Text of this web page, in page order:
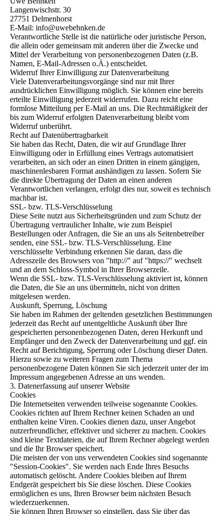
Langenwischstr. 30
27751 Delmenhorst
E-Mail: info@uwebehnken.de
Verantwortliche Stelle ist die natürliche oder juristische Person,
die allein oder gemeinsam mit anderen über die Zwecke und
Mittel der Verarbeitung von personenbezogenen Daten (z.B.
Namen, E-Mail-Adressen o.Ä.) entscheidet.
Widerruf Ihrer Einwilligung zur Datenverarbeitung
Viele Datenverarbeitungsvorgänge sind nur mit Ihrer
ausdrücklichen Einwilligung möglich. Sie können eine bereits
erteilte Einwilligung jederzeit widerrufen. Dazu reicht eine
formlose Mitteilung per E-Mail an uns. Die Rechtmäßigkeit der
bis zum Widerruf erfolgten Datenverarbeitung bleibt vom
Widerruf unberührt.
Recht auf Datenübertragbarkeit
Sie haben das Recht, Daten, die wir auf Grundlage Ihrer
Einwilligung oder in Erfüllung eines Vertrags automatisiert
verarbeiten, an sich oder an einen Dritten in einem gängigen,
maschinenlesbaren Format aushändigen zu lassen. Sofern Sie
die direkte Übertragung der Daten an einen anderen
Verantwortlichen verlangen, erfolgt dies nur, soweit es technisch
machbar ist.
SSL- bzw. TLS-Verschlüsselung
Diese Seite nutzt aus Sicherheitsgründen und zum Schutz der
Übertragung vertraulicher Inhalte, wie zum Beispiel
Bestellungen oder Anfragen, die Sie an uns als Seitenbetreiber
senden, eine SSL- bzw. TLS-Verschlüsselung. Eine
verschlüsselte Verbindung erkennen Sie daran, dass die
Adresszeile des Browsers von "http://" auf "https://" wechselt
und an dem Schloss-Symbol in Ihrer Browserzeile.
Wenn die SSL- bzw. TLS-Verschlüsselung aktiviert ist, können
die Daten, die Sie an uns übermitteln, nicht von dritten
mitgelesen werden.
Auskunft, Sperrung, Löschung
Sie haben im Rahmen der geltenden gesetzlichen Bestimmungen
jederzeit das Recht auf unentgeltliche Auskunft über Ihre
gespeicherten personenbezogenen Daten, deren Herkunft und
Empfänger und den Zweck der Datenverarbeitung und ggf. ein
Recht auf Berichtigung, Sperrung oder Löschung dieser Daten.
Hierzu sowie zu weiteren Fragen zum Thema
personenbezogene Daten können Sie sich jederzeit unter der im
Impressum angegebenen Adresse an uns wenden.
3. Datenerfassung auf unserer Website
Cookies
Die Internetseiten verwenden teilweise sogenannte Cookies.
Cookies richten auf Ihrem Rechner keinen Schaden an und
enthalten keine Viren. Cookies dienen dazu, unser Angebot
nutzerfreundlicher, effektiver und sicherer zu machen. Cookies
sind kleine Textdateien, die auf Ihrem Rechner abgelegt werden
und die Ihr Browser speichert.
Die meisten der von uns verwendeten Cookies sind sogenannte
"Session-Cookies". Sie werden nach Ende Ihres Besuchs
automatisch gelöscht. Andere Cookies bleiben auf Ihrem
Endgerät gespeichert bis Sie diese löschen. Diese Cookies
ermöglichen es uns, Ihren Browser beim nächsten Besuch
wiederzuerkennen.
Sie können Ihren Browser so einstellen, dass Sie über das